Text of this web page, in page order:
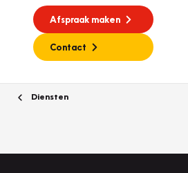
Afspraak maken
Contact
Diensten